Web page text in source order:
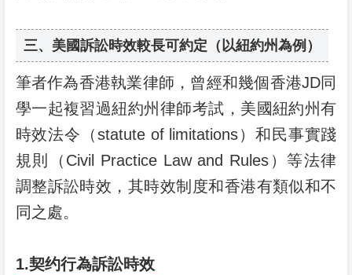
三、美國訴訟時效較長可約定（以紐約州為例）
筆者作為香港執業律師，曾經和幾個香港JD同
學一起複習過紐約州律師考試，美國紐約州有
時效法令（statute of limitations）和民事實踐
規則（Civil Practice Law and Rules）等法律
調整訴訟時效，其時效制度和香港有類似和不
同之處。
1.契约行為訴訟時效